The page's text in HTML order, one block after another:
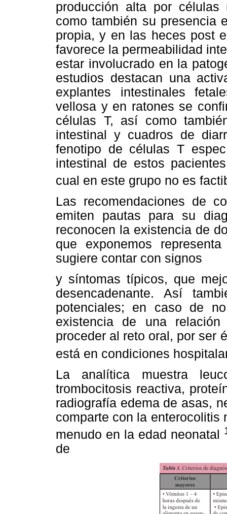
producción alta por células
como también su presencia
propia, y en las heces post
favorece la permeabilidad
estar involucrado en la
estudios destacan una
explantes intestinales
vellosa y en ratones se
células T, así como
intestinal y cuadros de
fenotipo de células T
intestinal de estos
cual en este grupo no es
Las recomendaciones de
emiten pautas para su
reconocen la existencia de
que exponemos
sugiere contar con signos
y síntomas típicos, que
desencadenante. Así
potenciales; en caso de
existencia de una relación
proceder al reto oral, por ser
está en condiciones
La analítica muestra
trombocitosis reactiva,
radiografía edema de asas,
comparte con la enterocolitis
menudo en la edad neonatal
de